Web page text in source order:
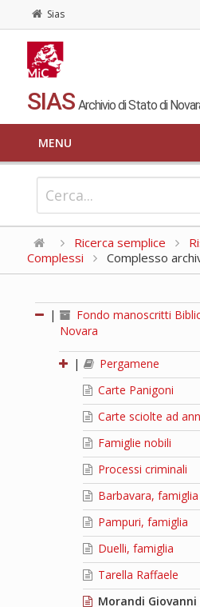
Sias
SIAS Archivio di Stato di
MENU
Ricerca semplice
Complessi
Complesso
|
Fondo manoscritti
Novara
|
Pergamene
Carte Panigoni
Carte sciolte ad
Famiglie nobili
Processi criminali
Barbavara, famiglia
Pampuri, famiglia
Duelli, famiglia
Tarella Raffaele
Morandi